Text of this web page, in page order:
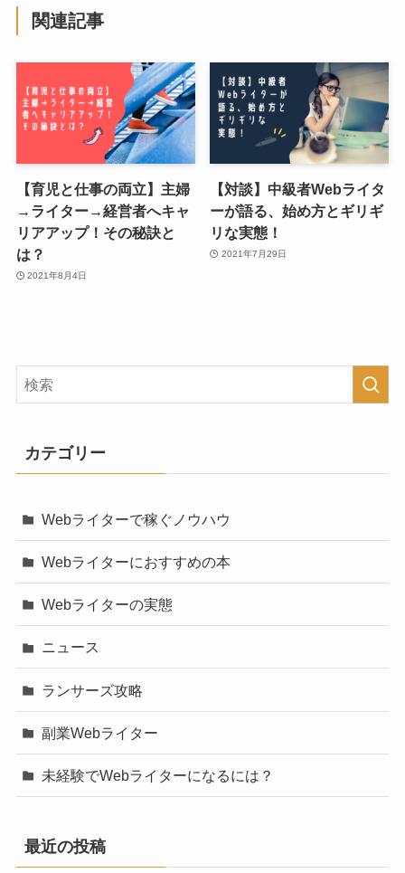
関連記事
【育児と仕事の両立】主婦
→ライター→経営者へキャ
リアアップ！その秘訣と
は？
2021年8月4日
【対談】中級者Webライタ
ーが語る、始め方とギリギ
リな実態！
2021年7月29日
カテゴリー
Webライターで稼ぐノウハウ
Webライターにおすすめの本
Webライターの実態
ニュース
ランサーズ攻略
副業Webライター
未経験でWebライターになるには？
最近の投稿